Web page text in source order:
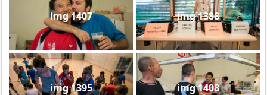
img 1407 img 1388
img 1395 img 1408